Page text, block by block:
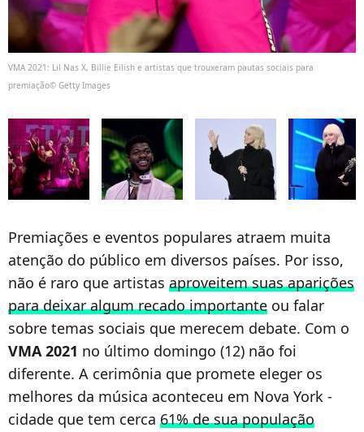
VMA 2021: Lil Nas X, Billie Eilish e artistas que trouxeram pautas sociais para
premiação© Getty Images
Premiações e eventos populares atraem muita
atenção do público em diversos países. Por isso,
não é raro que artistas aproveitem suas aparições
para deixar algum recado importante ou falar
sobre temas sociais que merecem debate. Com o
VMA 2021 no último domingo (12) não foi
diferente. A cerimônia que promete eleger os
melhores da música aconteceu em Nova York -
cidade que tem cerca 61% de sua população